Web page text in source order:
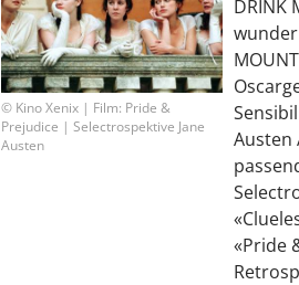
© Kino Xenix | Film: Pride &
Prejudice | Selectrospektive Jane
Austen
DRINK
Austen
«Pride